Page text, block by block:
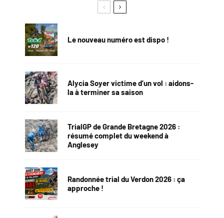
Le nouveau numéro est dispo !
Alycia Soyer victime d’un vol : aidons-
la à terminer sa saison
TrialGP de Grande Bretagne 2026 :
résumé complet du weekend à
Anglesey
Randonnée trial du Verdon 2026 : ça
approche !